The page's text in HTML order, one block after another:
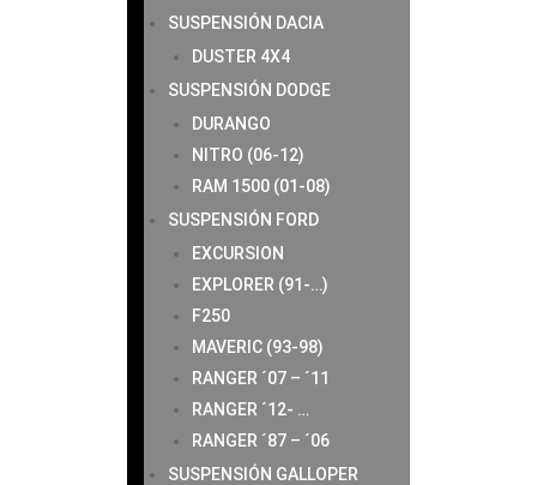
SUSPENSIÓN DACIA
DUSTER 4X4
SUSPENSIÓN DODGE
DURANGO
NITRO (06-12)
RAM 1500 (01-08)
SUSPENSIÓN FORD
EXCURSION
EXPLORER (91-…)
F250
MAVERIC (93-98)
RANGER ´07 – ´11
RANGER ´12- …
RANGER ´87 – ´06
SUSPENSIÓN GALLOPER